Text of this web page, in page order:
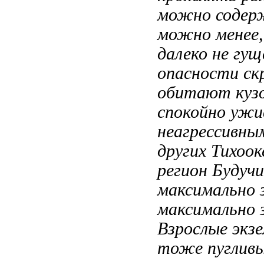
можно
можно
далеко не
опасности
обитают
спокойно
других
регион
максимально
максимально
Взрослые
тоже